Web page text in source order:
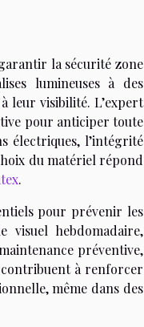
la sécurité zone
lumineuses à des
leur visibilité. L’expert
pour anticiper toute
électriques, l’intégrité
du matériel répond
.
pour prévenir les
visuel hebdomadaire,
préventive,
à renforcer
même dans des